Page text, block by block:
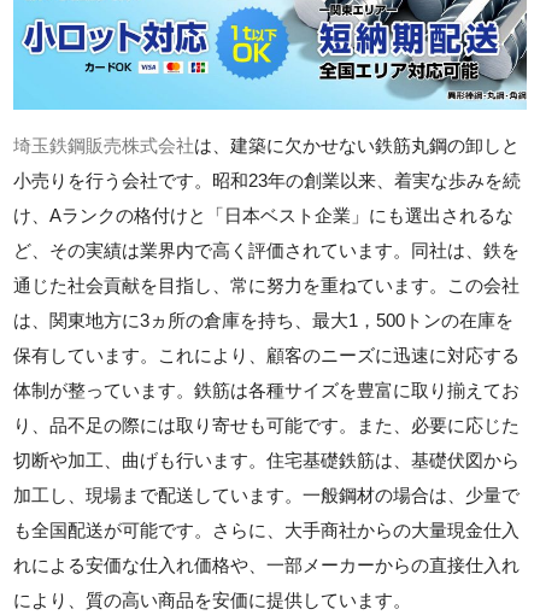
埼玉鉄鋼販売株式会社は、建築に欠かせない鉄筋丸鋼の卸しと
小売りを行う会社です。昭和23年の創業以来、着実な歩みを続
け、Aランクの格付けと「日本ベスト企業」にも選出されるな
ど、その実績は業界内で高く評価されています。同社は、鉄を
通じた社会貢献を目指し、常に努力を重ねています。この会社
は、関東地方に3ヵ所の倉庫を持ち、最大1，500トンの在庫を
保有しています。これにより、顧客のニーズに迅速に対応する
体制が整っています。鉄筋は各種サイズを豊富に取り揃えてお
り、品不足の際には取り寄せも可能です。また、必要に応じた
切断や加工、曲げも行います。住宅基礎鉄筋は、基礎伏図から
加工し、現場まで配送しています。一般鋼材の場合は、少量で
も全国配送が可能です。さらに、大手商社からの大量現金仕入
れによる安価な仕入れ価格や、一部メーカーからの直接仕入れ
により、質の高い商品を安価に提供しています。